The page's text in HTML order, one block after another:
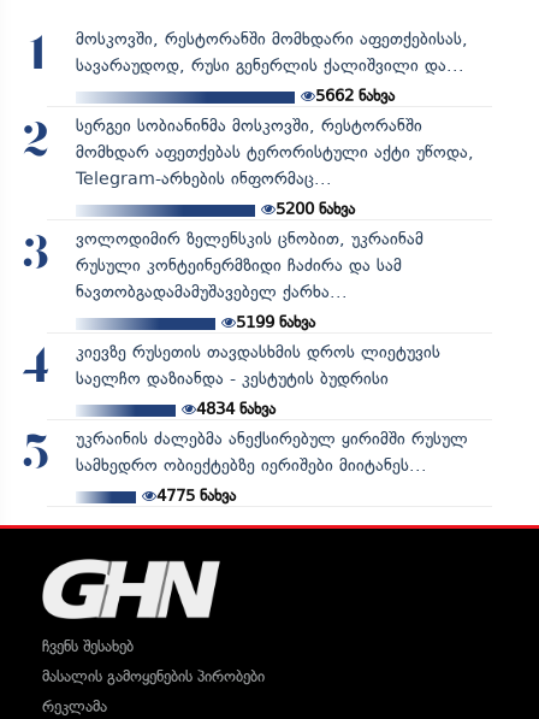
1
მოსკოვში, რესტორანში მომხდარი აფეთქებისას,
სავარაუდოდ, რუსი გენერლის ქალიშვილი და...
5662 ნახვა
2
სერგეი სობიანინმა მოსკოვში, რესტორანში
მომხდარ აფეთქებას ტერორისტული აქტი უწოდა,
Telegram-არხების ინფორმაც...
5200ნახვა
3
ვოლოდიმირ ზელენსკის ცნობით, უკრაინამ
რუსული კონტეინერმზიდი ჩაძირა და სამ
ნავთობგადამამუშავებელ ქარხა...
5199ნახვა
4
კიევზე რუსეთის თავდასხმის დროს ლიეტუვის
საელჩო დაზიანდა - კესტუტის ბუდრისი
4834ნახვა
5
უკრაინის ძალებმა ანექსირებულ ყირიმში რუსულ
სამხედრო ობიექტებზე იერიშები მიიტანეს...
4775ნახვა
ჩვენს შესახებ
მასალის გამოყენების პირობები
რეკლამა